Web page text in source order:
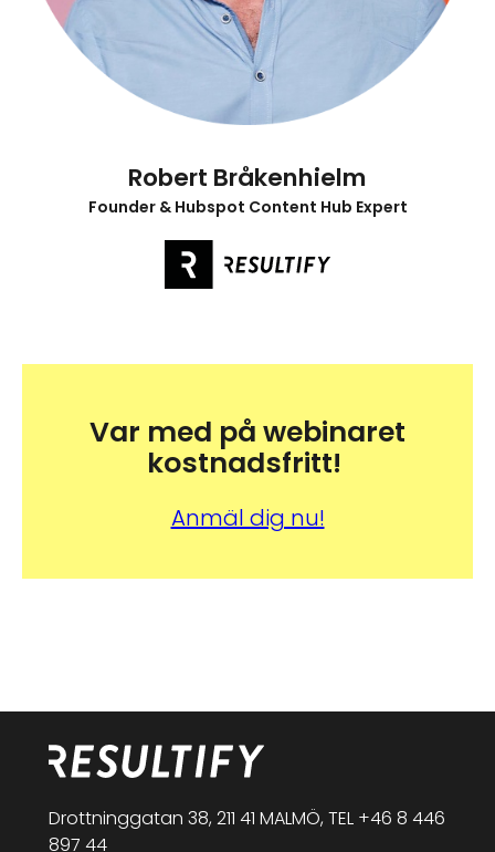
Robert Bråkenhielm
Founder & Hubspot Content Hub Expert
Var med på webinaret
kostnadsfritt!
Anmäl dig nu!
Drottninggatan 38, 211 41 MALMÖ, TEL +46 8 446
897 44